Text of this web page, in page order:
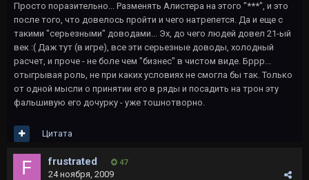
Просто поразительно... Разменять Алистера на этого "***", и это
после того, что довелось пройти и чего натрепется. Да и еще с
такими "серьезными" доводами... Эх, до чего людей довел 21-ый
век :( Даж тут (в игре), все эти серьезные доводы, холодный
расчет, и проче - не боле чем "бизнес" в чистом виде. Бррр...
отыгрывая роль, не при каких условиях не смогла бы так. Только
от одной мысли о принятии его в ряды и посадить на трон эту
фальшивую его дочурку - уже тошнотворно.
Цитата
frustrated 47
24 ноября, 2009